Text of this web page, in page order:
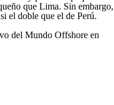
que Lima. Sin embargo,
el doble que el de Perú.
del Mundo Offshore en